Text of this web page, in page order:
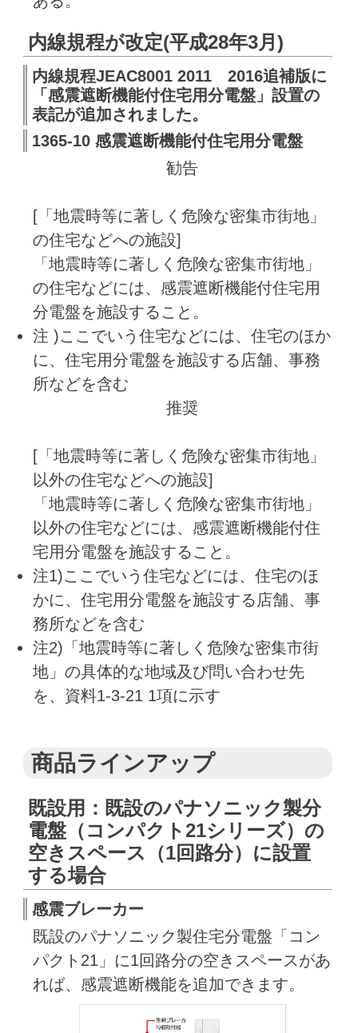
内線規程が改定(平成28年3月)
内線規程JEAC8001 2011 2016追補版に
「感震遮断機能付住宅用分電盤」設置の
表記が追加されました。
1365-10 感震遮断機能付住宅用分電盤
勧告
[「地震時等に著しく危険な密集市街地」
の住宅などへの施設]
「地震時等に著しく危険な密集市街地」
の住宅などには、感震遮断機能付住宅用
分電盤を施設すること。
注 )ここでいう住宅などには、住宅のほか
に、住宅用分電盤を施設する店舗、事務
所などを含む
推奨
[「地震時等に著しく危険な密集市街地」
以外の住宅などへの施設]
「地震時等に著しく危険な密集市街地」
以外の住宅などには、感震遮断機能付住
宅用分電盤を施設すること。
注1)ここでいう住宅などには、住宅のほ
かに、住宅用分電盤を施設する店舗、事
務所などを含む
注2)「地震時等に著しく危険な密集市街
地」の具体的な地域及び問い合わせ先
を、資料1-3-21 1項に示す
商品ラインアップ
既設用：既設のパナソニック製分
電盤（コンパクト21シリーズ）の
空きスペース（1回路分）に設置
する場合
感震ブレーカー
既設のパナソニック製住宅分電盤「コン
パクト21」に1回路分の空きスペースがあ
れば、感震遮断機能を追加できます。